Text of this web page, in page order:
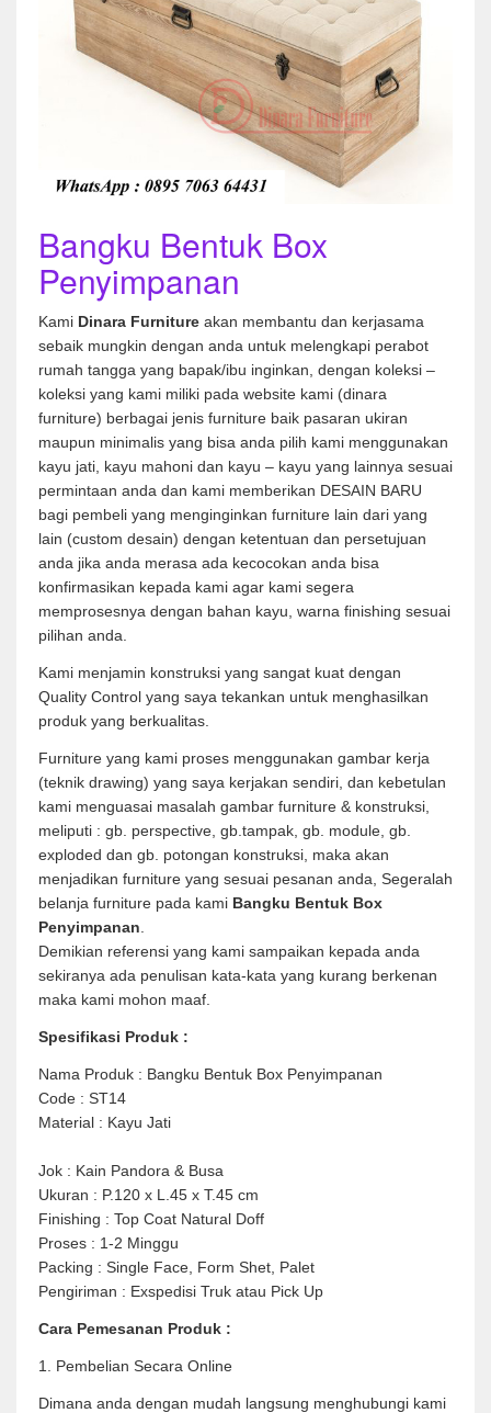
Bangku Bentuk Box
Penyimpanan
Kami Dinara Furniture akan membantu dan kerjasama
sebaik mungkin dengan anda untuk melengkapi perabot
rumah tangga yang bapak/ibu inginkan, dengan koleksi –
koleksi yang kami miliki pada website kami (dinara
furniture) berbagai jenis furniture baik pasaran ukiran
maupun minimalis yang bisa anda pilih kami menggunakan
kayu jati, kayu mahoni dan kayu – kayu yang lainnya sesuai
permintaan anda dan kami memberikan DESAIN BARU
bagi pembeli yang menginginkan furniture lain dari yang
lain (custom desain) dengan ketentuan dan persetujuan
anda jika anda merasa ada kecocokan anda bisa
konfirmasikan kepada kami agar kami segera
memprosesnya dengan bahan kayu, warna finishing sesuai
pilihan anda.
Kami menjamin konstruksi yang sangat kuat dengan
Quality Control yang saya tekankan untuk menghasilkan
produk yang berkualitas.
Furniture yang kami proses menggunakan gambar kerja
(teknik drawing) yang saya kerjakan sendiri, dan kebetulan
kami menguasai masalah gambar furniture & konstruksi,
meliputi : gb. perspective, gb.tampak, gb. module, gb.
exploded dan gb. potongan konstruksi, maka akan
menjadikan furniture yang sesuai pesanan anda, Segeralah
belanja furniture pada kami Bangku Bentuk Box
Penyimpanan
Demikian referensi yang kami sampaikan kepada anda
sekiranya ada penulisan kata-kata yang kurang berkenan
maka kami mohon maaf.
Spesifikasi Produk :
Nama Produk : Bangku Bentuk Box Penyimpanan
Code : ST14
Material : Kayu Jati
Jok : Kain Pandora & Busa
Ukuran : P.120 x L.45 x T.45 cm
Finishing : Top Coat Natural Doff
Proses : 1-2 Minggu
Packing : Single Face, Form Shet, Palet
Pengiriman : Exspedisi Truk atau Pick Up
Cara Pemesanan Produk :
1. Pembelian Secara Online
Dimana anda dengan mudah langsung menghubungi kami